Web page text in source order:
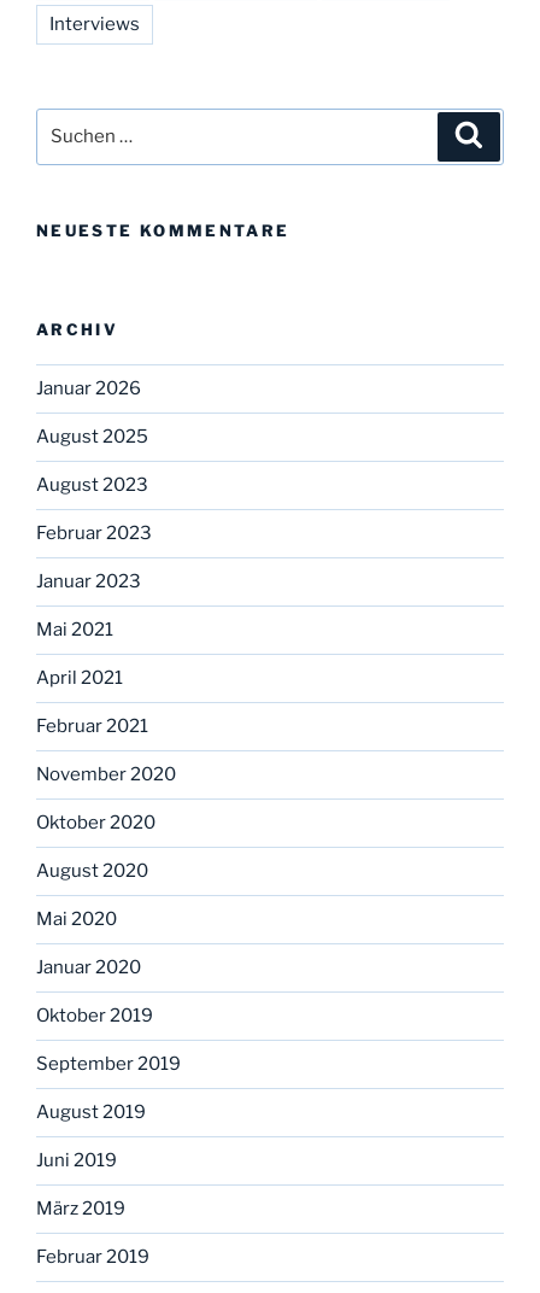
Interviews
nach:
NEUESTE KOMMENTARE
ARCHIV
Januar 2026
August 2025
August 2023
Februar 2023
Januar 2023
Mai 2021
April 2021
Februar 2021
November 2020
Oktober 2020
August 2020
Mai 2020
Januar 2020
Oktober 2019
September 2019
August 2019
Juni 2019
März 2019
Februar 2019